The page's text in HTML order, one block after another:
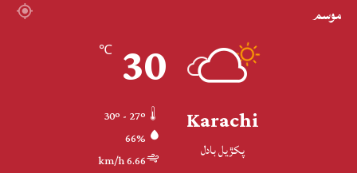
موسم
Karachi
پکڙيل بادل
30
℃
66%
6.66 km/h